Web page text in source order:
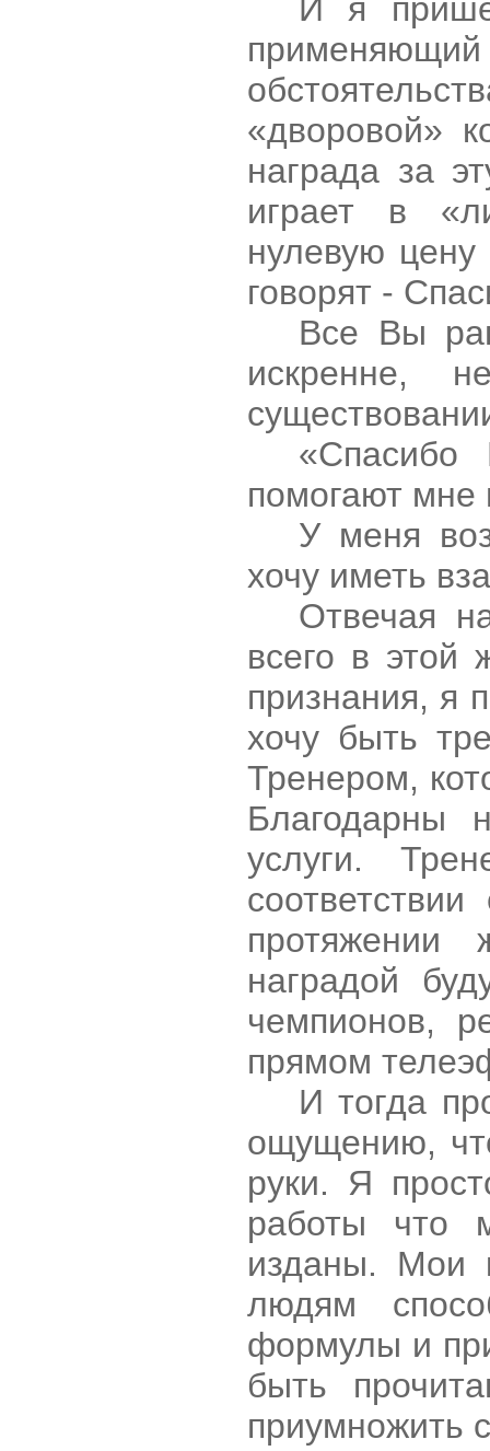
И я
«дворовой»
награда за
играет в
нулевую
говорят -
Все Вы
искренне,
помогают мне
У меня
хочу иметь
Отвечая
всего в
признания, я
хочу быть
Тренером,
Благодарны
услуги.
наградой
чемпионов,
прямом
И тогда
ощущению,
руки. Я
работы что
изданы. Мои
людям
формулы и
быть
приумножить